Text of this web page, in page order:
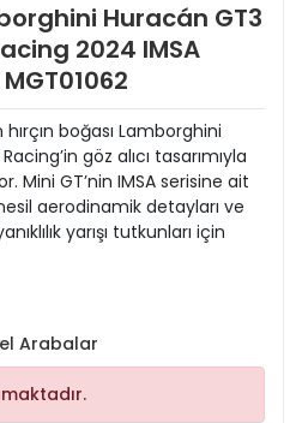
Huracán GT3
2024 IMSA
boğası Lamborghini
göz alıcı tasarımıyla
Mini GT’nin IMSA serisine ait
aerodinamik detayları ve
yarışı tutkunları için
Arabalar